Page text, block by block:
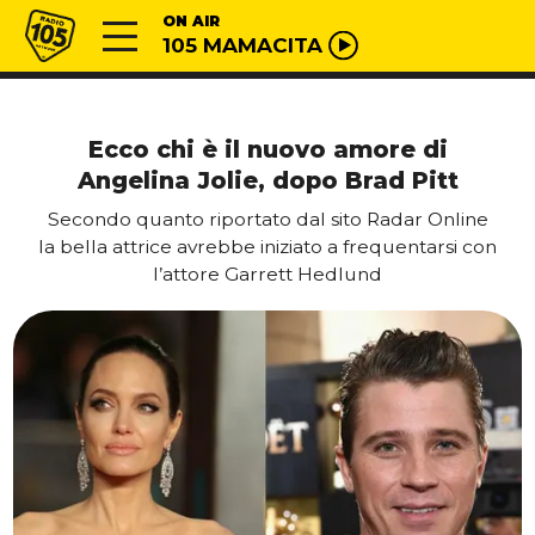
Vai al contenuto
Radio 105 ON AIR
105 MAMACITA
Ecco chi è il nuovo amore di
Angelina Jolie, dopo Brad Pitt
Secondo quanto riportato dal sito Radar Online
la bella attrice avrebbe iniziato a frequentarsi con
l’attore Garrett Hedlund